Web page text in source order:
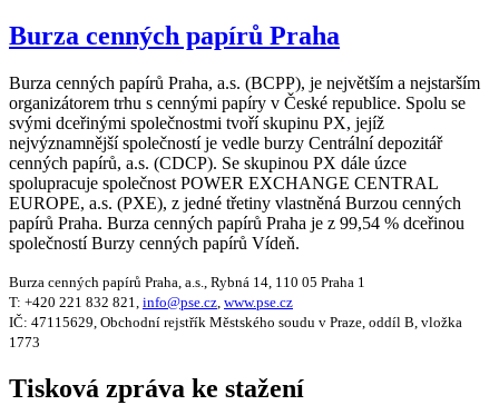
Burza cenných papírů Praha
Burza cenných papírů Praha, a.s. (BCPP), je největším a nejstarším
organizátorem trhu s cennými papíry v České republice. Spolu se
svými dceřinými společnostmi tvoří skupinu PX, jejíž
nejvýznamnější společností je vedle burzy Centrální depozitář
cenných papírů, a.s. (CDCP). Se skupinou PX dále úzce
spolupracuje společnost POWER EXCHANGE CENTRAL
EUROPE, a.s. (PXE), z jedné třetiny vlastněná Burzou cenných
papírů Praha. Burza cenných papírů Praha je z 99,54 % dceřinou
společností Burzy cenných papírů Vídeň.
Burza cenných papírů Praha, a.s., Rybná 14, 110 05 Praha 1
T: +420 221 832 821, info@pse.cz, www.pse.cz
IČ: 47115629, Obchodní rejstřík Městského soudu v Praze, oddíl B, vložka
1773
Tisková zpráva ke stažení